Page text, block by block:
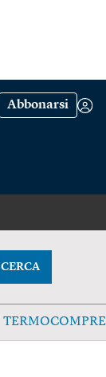
Abbonarsi
CERCA